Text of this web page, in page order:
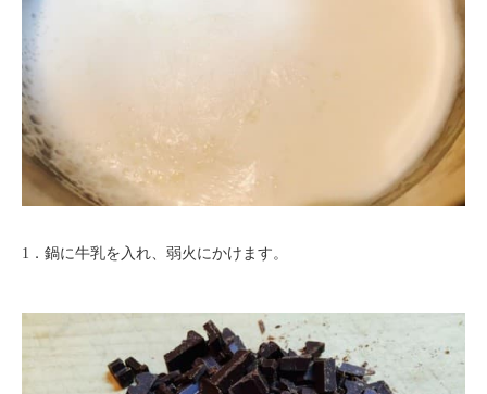
1．鍋に牛乳を入れ、弱火にかけます。